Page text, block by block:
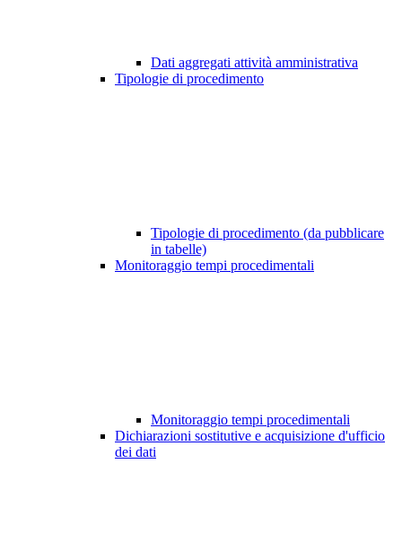
Dati aggregati attività amministrativa
Tipologie di procedimento
Tipologie di procedimento (da pubblicare
in tabelle)
Monitoraggio tempi procedimentali
Monitoraggio tempi procedimentali
Dichiarazioni sostitutive e acquisizione d'ufficio
dei dati